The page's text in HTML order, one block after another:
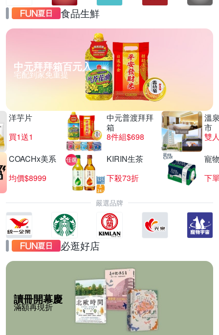
食品生鮮
中元拜拜箱百元入
宅配到家免重提
洋芋片
買1送1
中元普渡拜拜
箱
8件組$698
溫
市
COACHx美系
均價$8999
KIRIN生茶
下殺73折
寵
下
嚴選品牌
必逛好店
讀冊開幕慶
滿額再現折